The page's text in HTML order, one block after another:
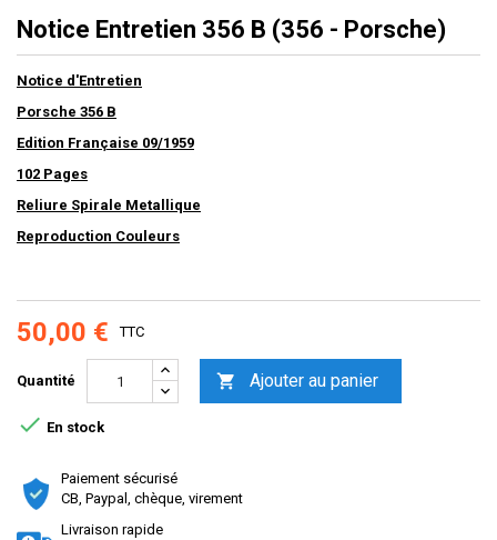
Notice Entretien 356 B (356 - Porsche)
Notice d'Entretien
Porsche 356 B
Edition Française 09/1959
102 Pages
Reliure Spirale Metallique
Reproduction Couleurs
50,00 € TTC
Quantité  Ajouter au panier
 En stock
Paiement sécurisé
CB, Paypal, chèque, virement
Livraison rapide